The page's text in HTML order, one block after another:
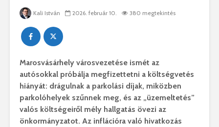
Kali István 2026. február 10. 380 megtekintés
Marosvásárhely városvezetése ismét az
autósokkal próbálja megfizettetni a költségvetés
hiányát: drágulnak a parkolási díjak, miközben
parkolóhelyek szűnnek meg, és az „üzemeltetés”
valós költségeiről mély hallgatás övezi az
önkormányzatot. Az inflációra való hivatkozás